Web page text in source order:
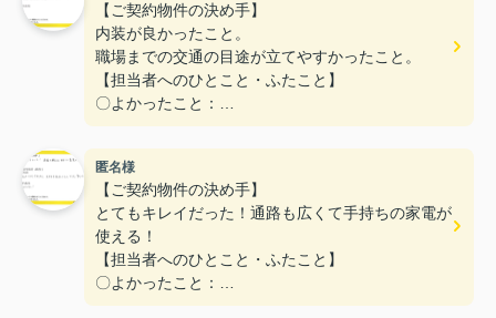
【ご契約物件の決め手】
内装が良かったこと。
職場までの交通の目途が立てやすかったこと。
【担当者へのひとこと・ふたこと】
〇よかったこと：
こまかい所まで丁寧な対応をありがとうございまし
た。
〇悪かったこと：
匿名様
【ご契約物件の決め手】
とてもキレイだった！通路も広くて手持ちの家電が
使える！
【担当者へのひとこと・ふたこと】
〇よかったこと：
対応がとてもやわらかく、不なれな私たちにとって